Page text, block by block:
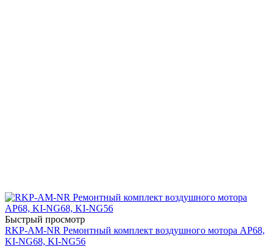
Быстрый просмотр
RKP-AM-NR Ремонтный комплект воздушного мотора AP68,
KI-NG68, KI-NG56